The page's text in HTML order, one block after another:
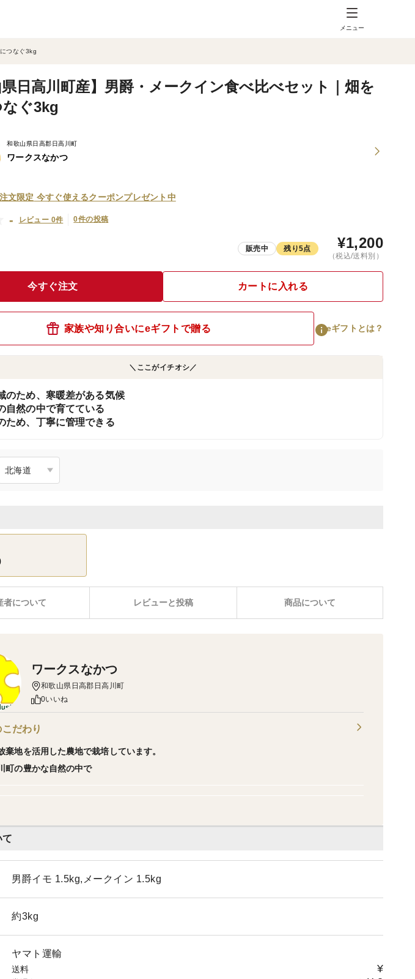
メニュー
つなぐ3kg
県日高川町産】男爵・メークイン食べ比べセット｜畑を
ぐ3kg
和歌山県日高郡日高川町
ワークスなかつ
文限定 今すぐ使えるクーポンプレゼント中
- レビュー 0件 0件の投稿
販売中 残り5点 ¥1,200
（税込/送料別）
今すぐ注文 カートに入れる
家族や知り合いにeギフトで贈る eギフトとは？
＼ここがイチオシ／
のため、寒暖差がある気候
自然の中で育てている
ため、丁寧に管理できる
レビューと投稿 商品について
者について
て
男爵イモ 1.5kg,メークイン 1.5kg
約3kg
ヤマト運輸
送料 ¥
ワークスなかつ
和歌山県日高郡日高川町
0いいね
だわり
棄地を活用した農地で栽培しています。
町の豊かな自然の中で